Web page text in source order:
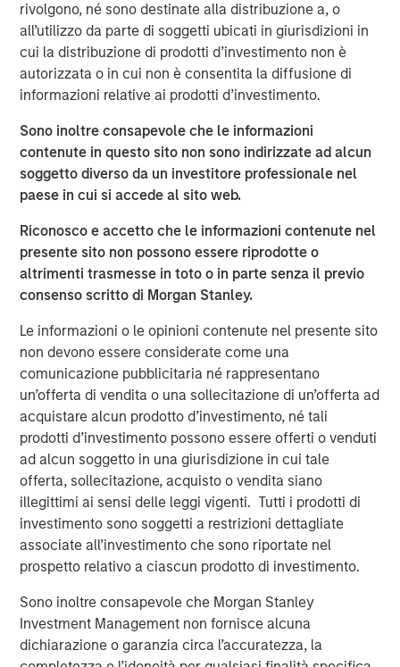
rivolgono, né sono destinate alla distribuzione a, o
all’utilizzo da parte di soggetti ubicati in giurisdizioni in
cui la distribuzione di prodotti d’investimento non è
autorizzata o in cui non è consentita la diffusione di
informazioni relative ai prodotti d’investimento.
Sono inoltre consapevole che le informazioni
contenute in questo sito non sono indirizzate ad alcun
soggetto diverso da un investitore professionale nel
paese in cui si accede al sito web.
Riconosco e accetto che le informazioni contenute nel
presente sito non possono essere riprodotte o
altrimenti trasmesse in toto o in parte senza il previo
consenso scritto di Morgan Stanley.
Le informazioni o le opinioni contenute nel presente sito
non devono essere considerate come una
comunicazione pubblicitaria né rappresentano
un’offerta di vendita o una sollecitazione di un’offerta ad
acquistare alcun prodotto d’investimento, né tali
prodotti d’investimento possono essere offerti o venduti
ad alcun soggetto in una giurisdizione in cui tale
offerta, sollecitazione, acquisto o vendita siano
illegittimi ai sensi delle leggi vigenti. Tutti i prodotti di
investimento sono soggetti a restrizioni dettagliate
associate all’investimento che sono riportate nel
prospetto relativo a ciascun prodotto di investimento.
Sono inoltre consapevole che Morgan Stanley
Investment Management non fornisce alcuna
dichiarazione o garanzia circa l’accuratezza, la
its strategy to enhance the operational, financial, and
sustainability performance of legacy oil and natural gas
assets in pursuit of industry-leading returns.
Chris Hammack, Co-Founder and Co-Chief Executive
model and culture of continuous innovation has enabled
us to generate exceptional returns on capital from under-
managed legacy oil and gas assets. We look forward to
continuing the efficient and responsible management of
Will Ulrich, Co-Founder and Co-Chief Executive Officer of
Presidio, added, "Presidio is the last and best steward of
oil and gas assets which are essential to supporting the
to be fully compatible with the International Energy
Agency’s recent Net Zero by 2050 roadmap for the global
energy sector, and, as part of this Note issuance, have
developed Sustainability Performance Targets with
Moody’s affiliate Vigeo Eiris to formalize the reduction of
Scope 1 and Scope 2 greenhouse gas emissions from our
assets."
Robert Lee, Managing Director of Morgan Stanley Energy
Partners, said, "This innovative securitization of Presidio’s
existing asset base will enable the Company to pursue
additional, capital-efficient acquisitions in the U.S.
established a strong track record of strategic
consolidation of legacy assets in the Anadarko Basin. We
continue to see opportunity to grow the Presidio platform